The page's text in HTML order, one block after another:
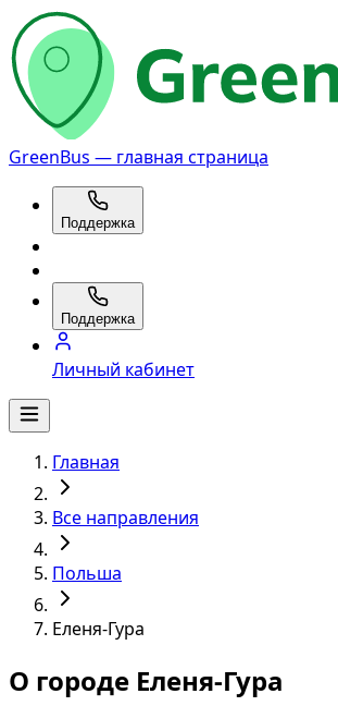
GreenBus — главная страница
Поддержка
Поддержка
Личный кабинет
Главная
Все направления
Польша
Еленя-Гура
О городе Еленя-Гура